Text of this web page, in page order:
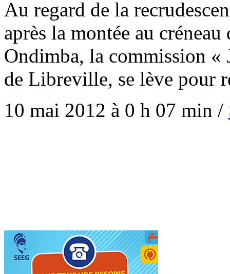
Au regard de la
après la montée au
Ondimba, la commission «
de Libreville, se lève pour
10 mai 2012 à 0 h 07 min /